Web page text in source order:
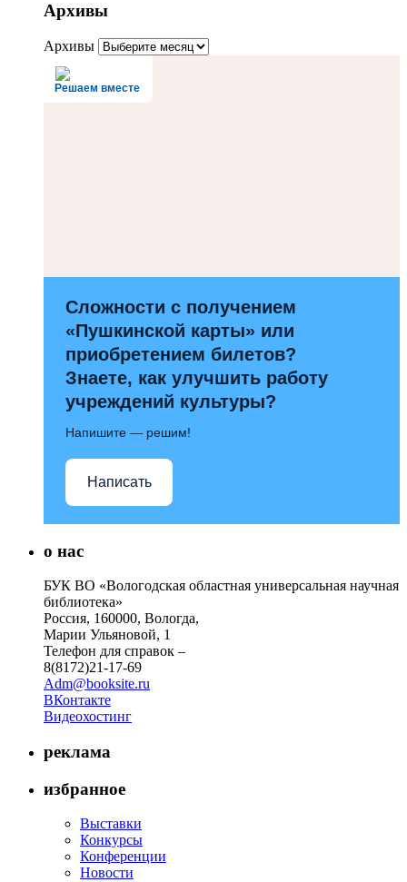
Архивы
Архивы
Решаем вместе
Сложности с получением
«Пушкинской карты» или
приобретением билетов?
Знаете, как улучшить работу
учреждений культуры?
Напишите — решим!
Написать
о нас
БУК ВО «Вологодская областная универсальная научная
библиотека»
Россия, 160000, Вологда,
Марии Ульяновой, 1
Телефон для справок –
8(8172)21-17-69
Adm@booksite.ru
ВКонтакте
Видеохостинг
реклама
избранное
Выставки
Конкурсы
Конференции
Новости